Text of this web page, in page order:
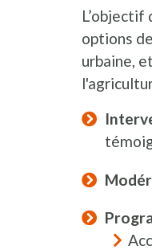
options
urbaine,